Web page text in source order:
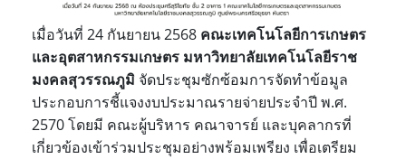
เมื่อวันที่ 24 กันยายน 2568 คณะเทคโนโลยีการเกษตร
และอุตสาหกรรมเกษตร มหาวิทยาลัยเทคโนโลยีราช
มงคลสุวรรณภูมิ จัดประชุมซักซ้อมการจัดทำข้อมูล
ประกอบการชี้แจงงบประมาณรายจ่ายประจำปี พ.ศ.
2570โดยมี คณะผู้บริหาร คณาจารย์ และบุคลากรที่
เกี่ยวข้องเข้าร่วมประชุมอย่างพร้อมเพรียง เพื่อเตรียม